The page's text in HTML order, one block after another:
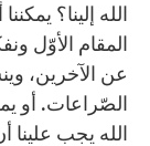
الله إلينا؟
المقام الأوّل
عن الآخرين،
الصّراعات. أو
الله يجب علينا